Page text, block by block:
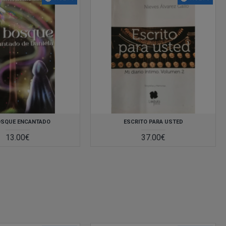
ENCANTADO
13.00€
ESCRITO PARA USTED
37.00€